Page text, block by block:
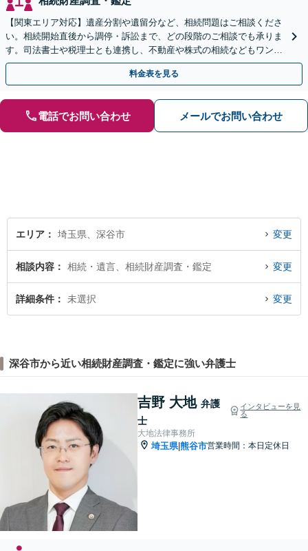
【関東エリア対応】遺産分割や遺留分など、相続問題はご相談くださ
い。相続開始直後から調停・訴訟まで、どの段階のご相談でも承りま
す。司法書士や税理士とも連携し、不動産や株式の相続などもワンス
トップで対応可能。遺言書作成や事業承継のご相談にも対応
料金表を見る
電話でお問い合わせ メールでお問い合わせ
エリア 埼玉県、深谷市 変更
相談内容 相続・遺言、相続財産調査・鑑定 変更
詳細条件 未選択 変更
深谷市から近い相続財産調査・鑑定に強い弁護士
吉野 大地 弁護
士
インタビューを見
る
大地法律事務所
埼玉県|熊谷市営業時間：本日定休日